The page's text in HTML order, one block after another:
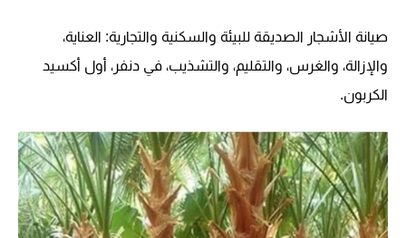
صيانة الأشجار الصديقة للبيئة والسكنية والتجارية: العناية،
والإزالة، والغرس، والتقليم، والتشذيب، في دنفر، أول أكسيد
الكربون.